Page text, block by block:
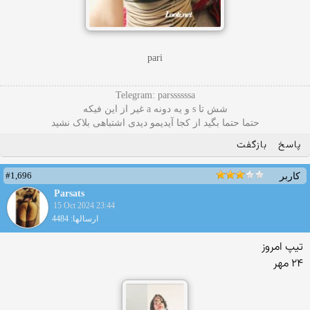
pari
Telegram: parssssssa
شش تا s و یه دونه a غیر از این فیکه
حتما حتما بگید از کجا آیدیمو دیدی اشتباهی بلاک نشید
پاسخ بازگفت
کاربر
#1,696
Parsats
15 Oct 2024 23:44
ارسالها: 4484
تیپ امروز
۲۴ مهر